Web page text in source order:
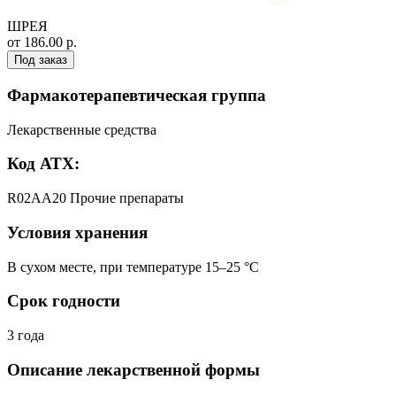
ШРЕЯ
от 186.00 р.
Под заказ
Фармакотерапевтическая группа
Лекарственные средства
Код АТХ:
R02AA20 Прочие препараты
Условия хранения
В сухом месте, при температуре 15–25 °C
Срок годности
3 года
Описание лекарственной формы